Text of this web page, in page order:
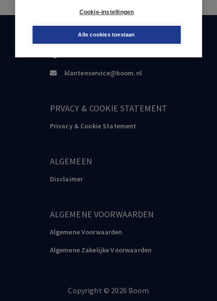
Cookie-instellingen
Alle cookies toestaan
KLANTENSERVICE
klantenservice@boom.nl
PRVACY & COOKIE STATEMENT
Privacy & Cookie Statement
ALGEMEEN
Disclaimer
ALGEMENE VOORWAARDEN
Algemene Voorwaarden
Algemene Zakelijke Voorwaarden
Copyright ©️ 2026 Boom